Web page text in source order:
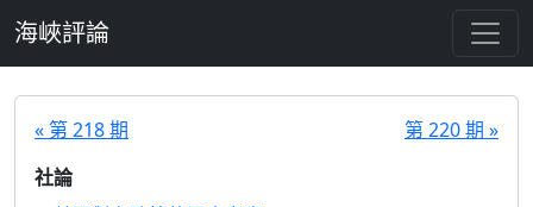
海峽評論
« 第 218 期
第 220 期 »
社論